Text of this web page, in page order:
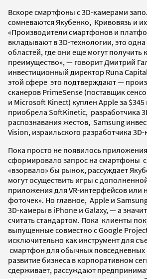
Вскоре смартфоны с 3D-камерами
сомневаются Якубенко, Кривовязь и
«Производители смартфонов и
вкладывают в 3D-технологии, это
областей, где они еще могут получить
преимущество», — говорит Дмитрий
инвестиционный директор Runa
этой сфере это подтверждают —
сканеров PrimeSense (поставщик
и Microsoft Kinect) куплен Apple за
приобрела SoftKinetic, разработчика
распознавания жестов, Samsung
Vision, израильского разработчика
Пока просто не появилось
сформировало запрос на cмартфоны с
«взорвало» бы рынок, рассуждает
могут осуществить игры с
приложения для VR-интерфейсов или
фоточек». Но главное, Apple и
3D-камеры в iPhone и Galaxy, — а
считать стандартом. Пока клиенты
выпущенные совместно с Google
исключительно как инструмент для
смартфон для обычных
развитие бизнеса в корпоративном
сдерживает, рассуждают